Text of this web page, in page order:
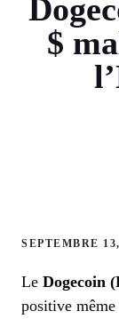
$
SEPTEMBRE
Le Dogecoin
positive